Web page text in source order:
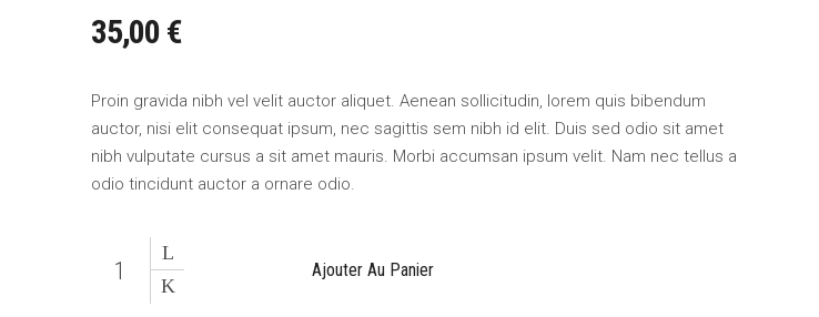
35,00 €
Proin gravida nibh vel velit auctor aliquet. Aenean sollicitudin, lorem quis bibendum
auctor, nisi elit consequat ipsum, nec sagittis sem nibh id elit. Duis sed odio sit amet
nibh vulputate cursus a sit amet mauris. Morbi accumsan ipsum velit. Nam nec tellus a
odio tincidunt auctor a ornare odio.
Pillow
Ajouter Au Panier